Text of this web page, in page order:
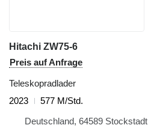
Hitachi ZW75-6
Preis auf Anfrage
Teleskopradlader
2023
577 M/Std.
Deutschland, 64589